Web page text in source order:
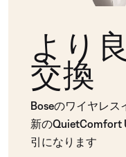
より
交換
Boseのワイヤレ
新のQuietComfort
引になります